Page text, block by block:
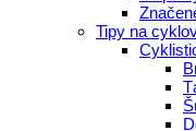
Tipy na